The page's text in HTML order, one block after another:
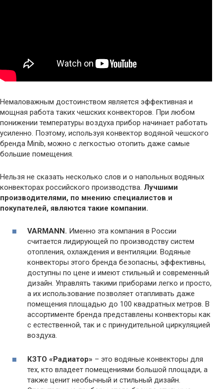
Немаловажным достоинством является эффективная и
мощная работа таких чешских конвекторов. При любом
понижении температуры воздуха прибор начинает работать
усиленно. Поэтому, используя конвектор водяной чешского
бренда Minib, можно с легкостью отопить даже самые
большие помещения.
Нельзя не сказать несколько слов и о напольных водяных
конвекторах российского производства. Лучшими
производителями, по мнению специалистов и
покупателей, являются такие компании.
VARMANN. Именно эта компания в России
считается лидирующей по производству систем
отопления, охлаждения и вентиляции. Водяные
конвекторы этого бренда безопасны, эффективны,
доступны по цене и имеют стильный и современный
дизайн. Управлять такими приборами легко и просто,
а их использование позволяет отапливать даже
помещения площадью до 100 квадратных метров. В
ассортименте бренда представлены конвекторы как
с естественной, так и с принудительной циркуляцией
воздуха.
КЗТО «Радиатор» – это водяные конвекторы для
тех, кто владеет помещениями большой площади, а
также ценит необычный и стильный дизайн.